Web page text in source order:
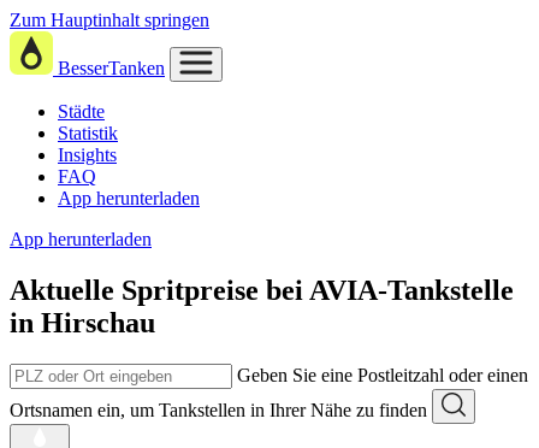
Zum Hauptinhalt springen
BesserTanken
Städte
Statistik
Insights
FAQ
App herunterladen
App herunterladen
Aktuelle Spritpreise bei AVIA-Tankstelle
in Hirschau
Geben Sie eine Postleitzahl oder einen
Ortsnamen ein, um Tankstellen in Ihrer Nähe zu finden